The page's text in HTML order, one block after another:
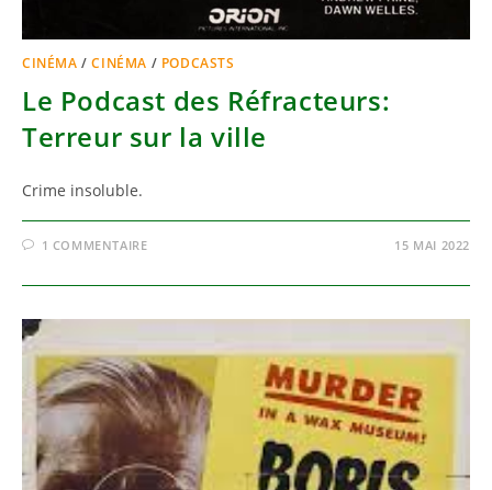
CINÉMA /CINÉMA / PODCASTS
Le Podcast des Réfracteurs:
Terreur sur la ville
Crime insoluble.
1 COMMENTAIRE 15 MAI 2022